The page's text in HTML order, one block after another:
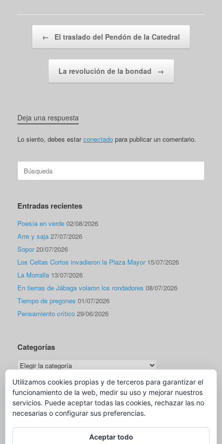
← El traslado del Pendón de la Catedral
La revolución de la bondad →
Deja una respuesta
Lo siento, debes estarconectado para publicar un comentario.
Buscar:
Entradas recientes
Poesía en verde 02/08/2026
Arre y saja 27/07/2026
Sopor 20/07/2026
Los Celtas Cortos invadieron la Plaza Mayor 15/07/2026
La Morralla 13/07/2026
En tierras de Jábaga volaron los rondadores 08/07/2026
Tiempo de pregones 01/07/2026
Pensamiento crítico 29/06/2026
Categorías
Categorías
Traductor
Utilizamos cookies propias y de terceros para garantizar el
funcionamiento de la web, medir su uso y mejorar nuestros
servicios. Puede aceptar todas las cookies, rechazar las no
necesarias o configurar sus preferencias.
Aceptar todo